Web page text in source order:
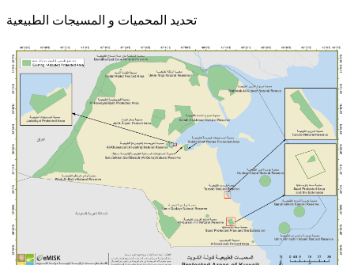
تحديد المحميات و المسيجات الطبيعية